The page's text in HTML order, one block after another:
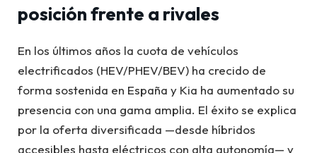
posición frente a rivales
En los últimos años la cuota de vehículos
electrificados (HEV/PHEV/BEV) ha crecido de
forma sostenida en España y Kia ha aumentado su
presencia con una gama amplia. El éxito se explica
por la oferta diversificada —desde híbridos
accesibles hasta eléctricos con alta autonomía— y